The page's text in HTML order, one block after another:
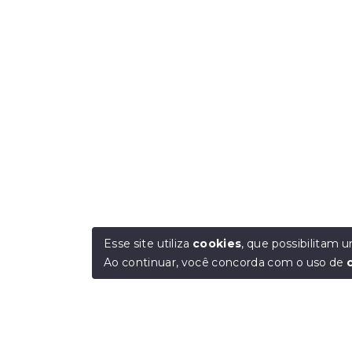
Esse site utiliza cookies, que possibilitam
Ao continuar, você concorda com o uso de